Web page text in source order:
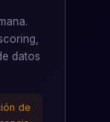
datos
de